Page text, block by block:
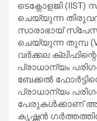
ടെക്നോളജി (IIST)
ചെയ്യുന്ന
സാരാഭായ്
ചെയ്യുന്ന തുമ്പ
വർക്കല ക്ലിഫിന്റെ
പ്രാധാന്യം
ബേക്കൽ
പ്രാധാന്യം
പേരുകൾക്കാണ്
കൃഷ്ണൻ